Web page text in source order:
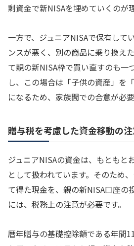
剰資金で新NISAを埋めていくのが
一方で、ジュニアNISAで保有して
ンスが悪く、別の商品に乗り換え
て親の新NISA枠で買い直すのも一
し、この場合は「子供の資産」を
になるため、家族間での合意が必要
贈与税を考慮した資金移動の
ジュニアNISAの資金は、もともと
として扱われています。そのため
て得た現金を、親の新NISA口座の
には、税務上の注意が必要です。
暦年贈与の基礎控除額である年間